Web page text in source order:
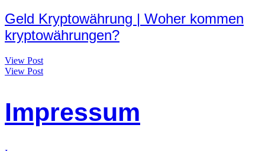
Geld Kryptowährung | Woher kommen
kryptowährungen?
View Post
View Post
Impressum